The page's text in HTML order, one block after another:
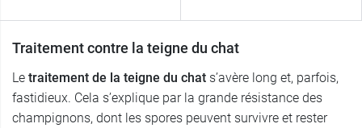
Traitement contre la teigne du chat
Le traitement de la teigne du chat s’avère long et, parfois,
fastidieux. Cela s’explique par la grande résistance des
champignons, dont les spores peuvent survivre et rester